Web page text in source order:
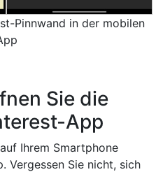
Pinnwand in der mobilen
Sie die
App
Ihrem Smartphone
Vergessen Sie nicht, sich